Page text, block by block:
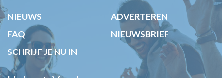
NIEUWS
ADVERTEREN
FAQ
NIEUWSBRIEF
SCHRIJF JE NU IN